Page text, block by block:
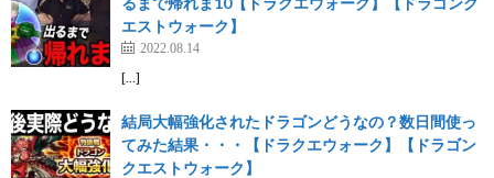
エストウォーク】
2022.08.14
[…]
結局大幅強化されたドラゴンどうなの？数日間使っ
てみた結果・・・【ドラクエウォーク】【ドラゴン
クエストウォーク】